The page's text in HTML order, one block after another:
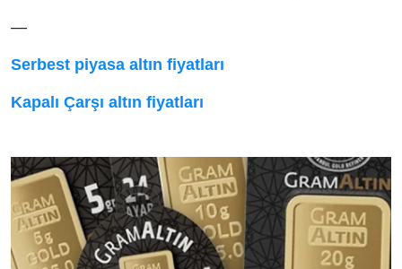
—
Serbest piyasa altın fiyatları
Kapalı Çarşı altın fiyatları